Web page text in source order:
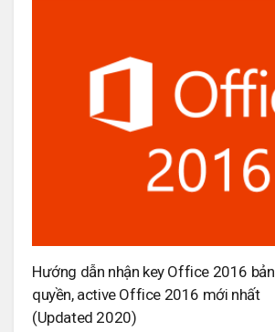
Hướng dẫn nhận key Office 2016 bản
quyền, active Office 2016 mới nhất
(Updated 2020)